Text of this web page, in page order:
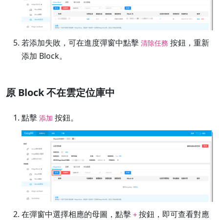
若添加失敗，可在進度彈窗中點擊 清除任務 按鈕，重新
添加 Block。
原 Block 不在雲定位庫中
點擊 添加 按鈕。
在彈窗中選擇相應的母圖，點擊 + 按鈕，即可查看對應